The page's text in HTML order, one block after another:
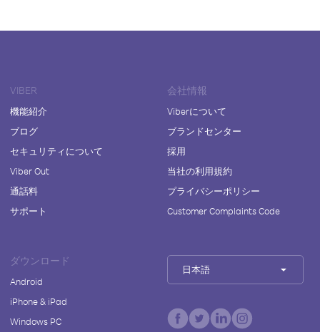
VIBER
機能紹介
ブログ
セキュリティについて
Viber Out
通話料
サポート
会社情報
Viberについて
ブランドセンター
採用
当社の利用規約
プライバシーポリシー
Customer Complaints Code
ダウンロード
Android
iPhone & iPad
Windows PC
日本語